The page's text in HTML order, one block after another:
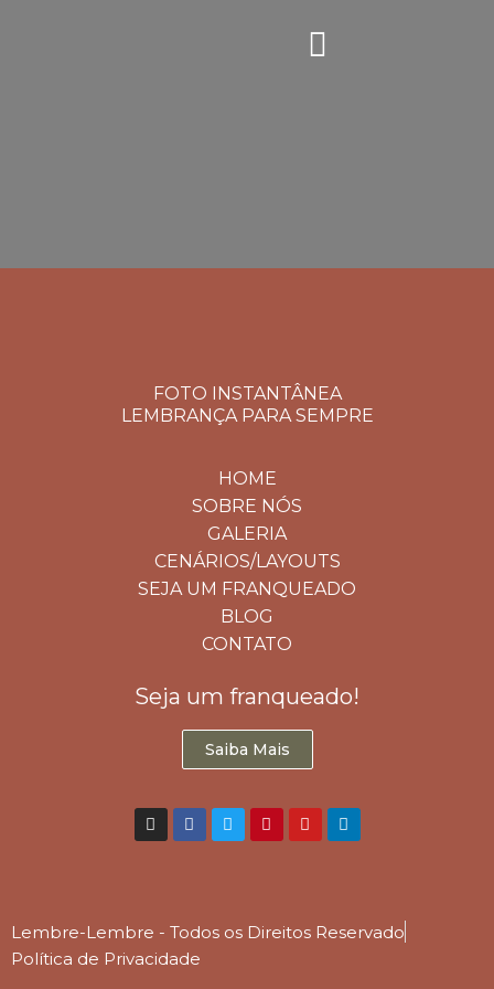
FOTO INSTANTÂNEA
LEMBRANÇA PARA SEMPRE
HOME
SOBRE NÓS
GALERIA
CENÁRIOS/LAYOUTS
SEJA UM FRANQUEADO
BLOG
CONTATO
Seja um franqueado!
Saiba Mais
Lembre-Lembre - Todos os Direitos Reservado
Política de Privacidade